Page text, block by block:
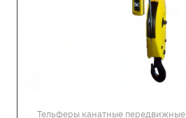
Тельферы канатные передвижные